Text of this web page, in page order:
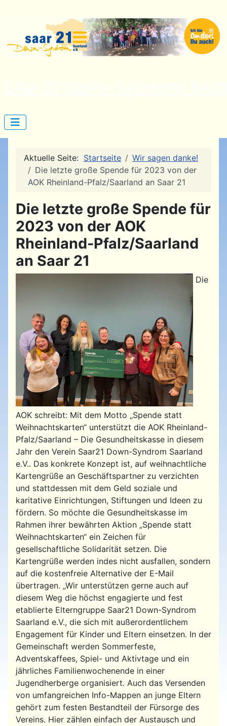
Aktuelle Seite: Startseite
Wir sagen danke!
Die letzte große Spende für 2023 von der
AOK Rheinland-Pfalz/Saarland an Saar 21
Die letzte große Spende für
2023 von der AOK
Rheinland-Pfalz/Saarland
an Saar 21
Die
AOK schreibt: Mit dem Motto „Spende statt
Weihnachtskarten“ unterstützt die AOK Rheinland-
Pfalz/Saarland – Die Gesundheitskasse in diesem
Jahr den Verein Saar21 Down-Syndrom Saarland
e.V.. Das konkrete Konzept ist, auf weihnachtliche
Kartengrüße an Geschäftspartner zu verzichten
und stattdessen mit dem Geld soziale und
karitative Einrichtungen, Stiftungen und Ideen zu
fördern. So möchte die Gesundheitskasse im
Rahmen ihrer bewährten Aktion „Spende statt
Weihnachtskarten“ ein Zeichen für
gesellschaftliche Solidarität setzen. Die
Kartengrüße werden indes nicht ausfallen, sondern
auf die kostenfreie Alternative der E-Mail
übertragen. „Wir unterstützen gerne auch auf
diesem Weg die höchst engagierte und fest
etablierte Elterngruppe Saar21 Down-Syndrom
Saarland e.V., die sich mit außerordentlichem
Engagement für Kinder und Eltern einsetzen. In der
Gemeinschaft werden Sommerfeste,
Adventskaffees, Spiel- und Aktivtage und ein
jährliches Familienwochenende in einer
Jugendherberge organisiert. Auch das Versenden
von umfangreichen Info-Mappen an junge Eltern
gehört zum festen Bestandteil der Fürsorge des
Vereins. Hier zählen einfach der Austausch und